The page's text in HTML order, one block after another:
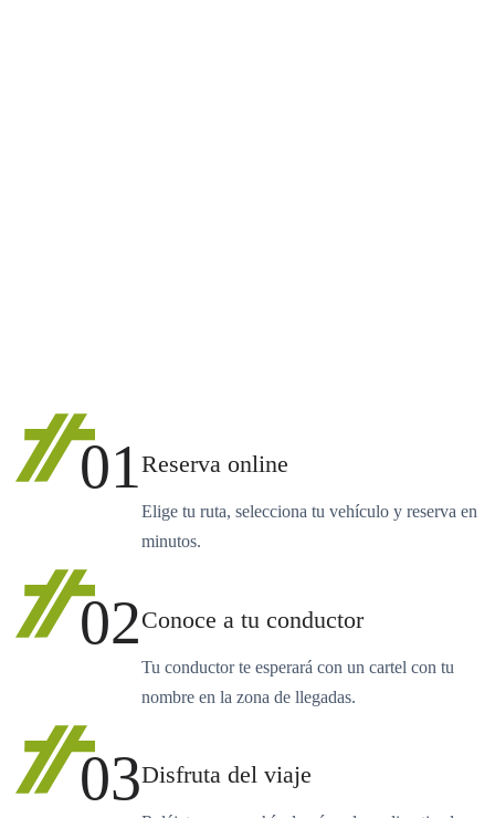
01Reserva online
Elige tu ruta, selecciona tu vehículo y reserva en
minutos.
02Conoce a tu conductor
Tu conductor te esperará con un cartel con tu
nombre en la zona de llegadas.
03Disfruta del viaje